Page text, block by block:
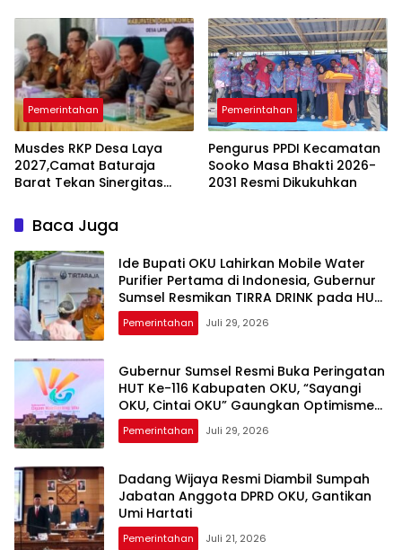
Pemerintahan
Musdes RKP Desa Laya
2027,Camat Baturaja
Barat Tekan Sinergitas
Pemerintahan
Pengurus PPDI Kecamatan
Sooko Masa Bhakti 2026-
2031 Resmi Dikukuhkan
Baca Juga
Ide Bupati OKU Lahirkan Mobile Water
Purifier Pertama di Indonesia, Gubernur
Sumsel Resmikan TIRRA DRINK pada HUT
Ke-116 OKU
Pemerintahan Juli 29, 2026
Gubernur Sumsel Resmi Buka Peringatan
HUT Ke-116 Kabupaten OKU, “Sayangi
OKU, Cintai OKU” Gaungkan Optimisme
Pembangunan
Pemerintahan Juli 29, 2026
Dadang Wijaya Resmi Diambil Sumpah
Jabatan Anggota DPRD OKU, Gantikan
Umi Hartati
Pemerintahan Juli 21, 2026